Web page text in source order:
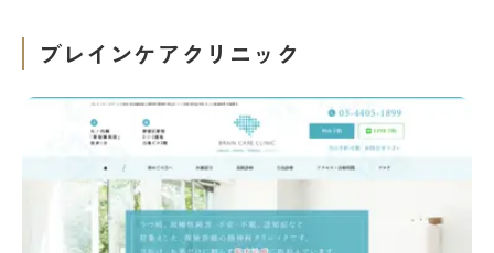
ブレインケアクリニック